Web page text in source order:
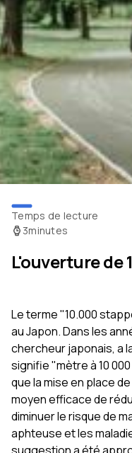
Temps de lecture
3minutes
L'ouverture de
Le terme "10.000
au Japon. Dans les
chercheur japonais, a
signifie "mètre à 10
que la mise en place
moyen efficace de
diminuer le risque de
aphteuse et les